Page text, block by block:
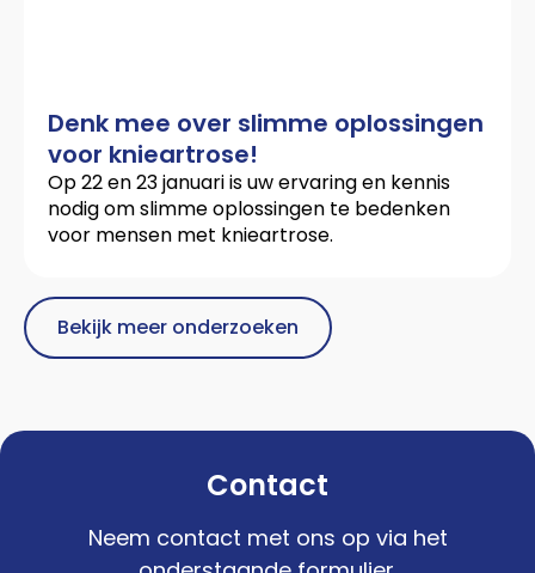
Denk mee over slimme oplossingen
voor knieartrose!
Op 22 en 23 januari is uw ervaring en kennis
nodig om slimme oplossingen te bedenken
voor mensen met knieartrose.
Bekijk meer onderzoeken
Contact
Neem contact met ons op via het